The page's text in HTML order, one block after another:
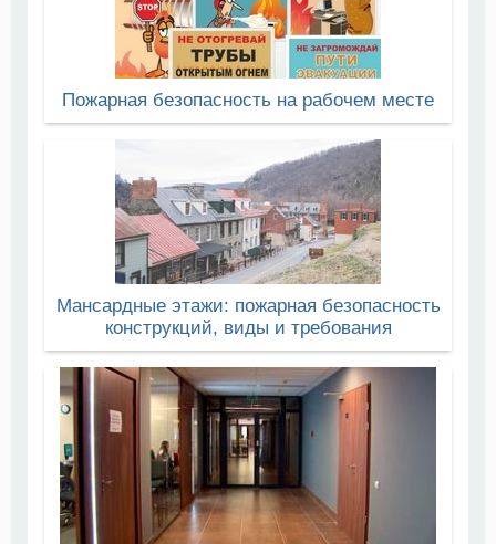
Пожарная безопасность на рабочем месте
Мансардные этажи: пожарная безопасность
конструкций, виды и требования